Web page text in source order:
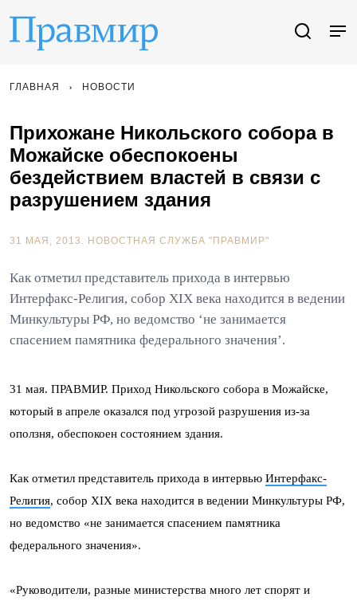
ГЛАВНАЯ НОВОСТИ
Прихожане Никольского собора в
Можайске обеспокоены
бездействием властей в связи с
разрушением здания
31 МАЯ, 2013. НОВОСТНАЯ СЛУЖБА "ПРАВМИР"
Как отметил представитель прихода в интервью
Интерфакс-Религия, собор XIX века находится в ведении
Минкультуры РФ, но ведомство ‘не занимается
спасением памятника федерального значения’.
31 мая. ПРАВМИР. Приход Никольского собора в Можайске,
который в апреле оказался под угрозой разрушения из-за
оползня, обеспокоен состоянием здания.
Как отметил представитель прихода в интервью Интерфакс-
Религия, собор XIX века находится в ведении Минкультуры РФ,
но ведомство «не занимается спасением памятника
федерального значения».
«Руководители, разные министерства много лет спорят и